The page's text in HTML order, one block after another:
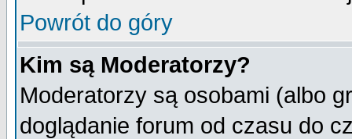
Powrót do góry
Kim są Moderatorzy?
Moderatorzy są osobami (albo
doglądanie forum od czasu do